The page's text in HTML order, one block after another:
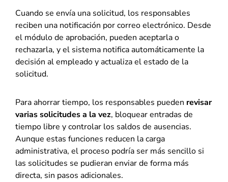
Cuando se envía una solicitud, los responsables
reciben una notificación por correo electrónico. Desde
el módulo de aprobación, pueden aceptarla o
rechazarla, y el sistema notifica automáticamente la
decisión al empleado y actualiza el estado de la
solicitud.
Para ahorrar tiempo, los responsables pueden revisar
varias solicitudes a la vez, bloquear entradas de
tiempo libre y controlar los saldos de ausencias.
Aunque estas funciones reducen la carga
administrativa, el proceso podría ser más sencillo si
las solicitudes se pudieran enviar de forma más
directa, sin pasos adicionales.